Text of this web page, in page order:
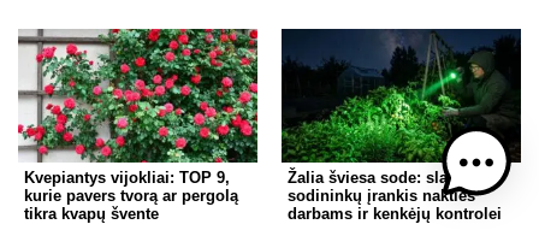
Kvepiantys vijokliai: TOP 9,
kurie pavers tvorą ar pergolą
tikra kvapų švente
Žalia šviesa sode: slaptas
sodininkų įrankis nakties
darbams ir kenkėjų kontrolei